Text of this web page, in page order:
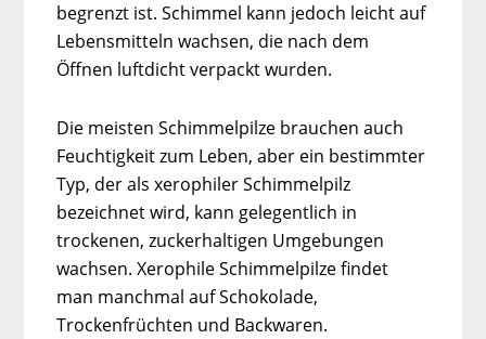
begrenzt ist. Schimmel kann jedoch leicht auf
Lebensmitteln wachsen, die nach dem
Öffnen luftdicht verpackt wurden.
Die meisten Schimmelpilze brauchen auch
Feuchtigkeit zum Leben, aber ein bestimmter
Typ, der als xerophiler Schimmelpilz
bezeichnet wird, kann gelegentlich in
trockenen, zuckerhaltigen Umgebungen
wachsen. Xerophile Schimmelpilze findet
man manchmal auf Schokolade,
Trockenfrüchten und Backwaren.